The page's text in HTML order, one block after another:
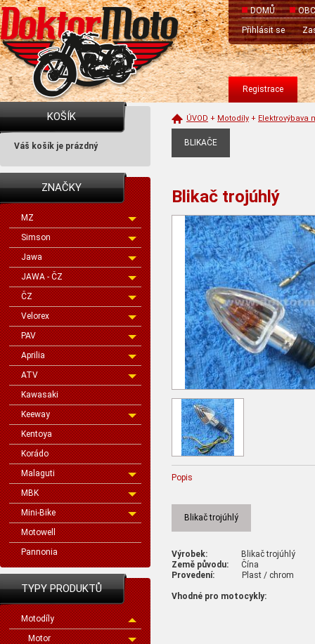
DOMŮ
Přihlásit se
Registrace
KOŠÍK
Váš košík je prázdný
ZNAČKY
MZ
Simson
Jawa
JAWA - ČZ
ČZ
Velorex
PAV
Aprilia
ATV
Kawasaki
Keeway
Kentoya
Korádo
Malaguti
MBK
Mini-Bike
Motowell
Pannonia
TYPY PRODUKTŮ
Motodíly
Motor
ÚVOD + Motodíly + Elektrovýbava
BLIKAČE
Blikač trojúhlý
Popis
Blikač trojúhlý
Výrobek: Blikač trojúhlý
Země původu: Čína
Provedení: Plast / chrom
Vhodné pro motocykly: